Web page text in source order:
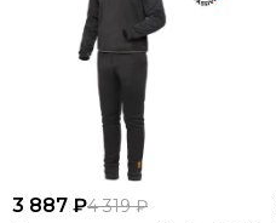
3 887 ₽4 319 ₽